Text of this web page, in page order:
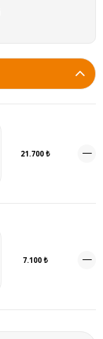
21.700 ₺
7.100 ₺